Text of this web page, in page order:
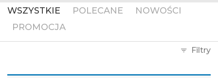
Ubrania artystyczne
IKONY I OBRAZY
Chrystus
WSZYSTKIE POLECANE
NOWOŚCI
PROMOCJA
Filtry